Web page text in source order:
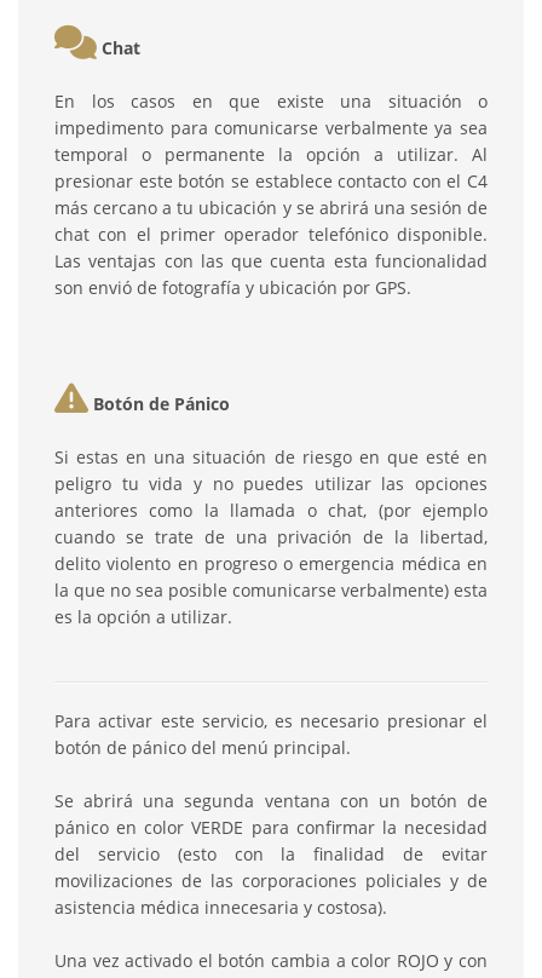
Chat
En los casos en que existe una situación o
impedimento para comunicarse verbalmente ya sea
temporal o permanente la opción a utilizar. Al
presionar este botón se establece contacto con el C4
más cercano a tu ubicación y se abrirá una sesión de
chat con el primer operador telefónico disponible.
Las ventajas con las que cuenta esta funcionalidad
son envió de fotografía y ubicación por GPS.
Botón de Pánico
Si estas en una situación de riesgo en que esté en
peligro tu vida y no puedes utilizar las opciones
anteriores como la llamada o chat, (por ejemplo
cuando se trate de una privación de la libertad,
delito violento en progreso o emergencia médica en
la que no sea posible comunicarse verbalmente) esta
es la opción a utilizar.
Para activar este servicio, es necesario presionar el
botón de pánico del menú principal.
Se abrirá una segunda ventana con un botón de
pánico en color VERDE para confirmar la necesidad
del servicio (esto con la finalidad de evitar
movilizaciones de las corporaciones policiales y de
asistencia médica innecesaria y costosa).
Una vez activado el botón cambia a color ROJO y con